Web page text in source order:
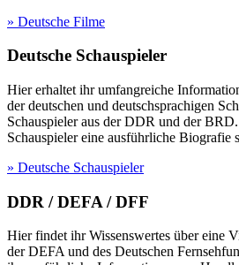
» Deutsche Filme
Deutsche Schauspieler
Hier erhaltet ihr umfangreiche
der deutschen und deutschsprachigen
Schauspieler aus der DDR und der
Schauspieler eine ausführliche Biografie
» Deutsche Schauspieler
DDR / DEFA / DFF
Hier findet ihr Wissenswertes über eine
der DEFA und des Deutschen